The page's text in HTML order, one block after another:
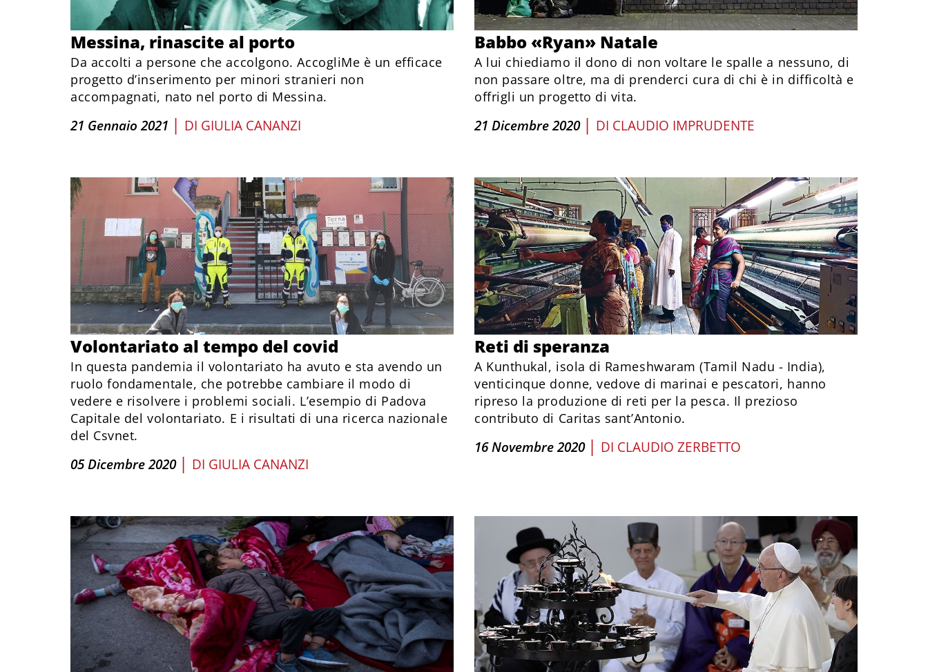
Messina, rinascite al porto
Da accolti a persone che accolgono. AccogliMe è un efficace
progetto d’inserimento per minori stranieri non
accompagnati, nato nel porto di Messina.
21 Gennaio 2021 | DI GIULIA CANANZI
Babbo «Ryan» Natale
A lui chiediamo il dono di non voltare le spalle a nessuno, di
non passare oltre, ma di prenderci cura di chi è in difficoltà e
offrigli un progetto di vita.
21 Dicembre 2020 | DI CLAUDIO IMPRUDENTE
Volontariato al tempo del covid
In questa pandemia il volontariato ha avuto e sta avendo un
ruolo fondamentale, che potrebbe cambiare il modo di
vedere e risolvere i problemi sociali. L’esempio di Padova
Capitale del volontariato. E i risultati di una ricerca nazionale
del Csvnet.
05 Dicembre 2020 | DI GIULIA CANANZI
Reti di speranza
A Kunthukal, isola di Rameshwaram (Tamil Nadu - India),
venticinque donne, vedove di marinai e pescatori, hanno
ripreso la produzione di reti per la pesca. Il prezioso
contributo di Caritas sant’Antonio.
16 Novembre 2020 | DI CLAUDIO ZERBETTO